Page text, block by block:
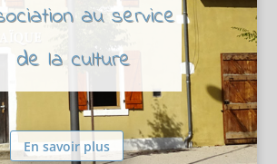
au service
de la culture
En savoir plus